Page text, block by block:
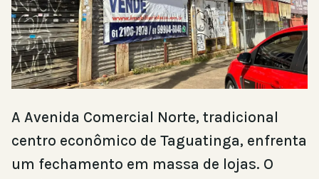
A Avenida Comercial Norte, tradicional
centro econômico de Taguatinga, enfrenta
um fechamento em massa de lojas. O